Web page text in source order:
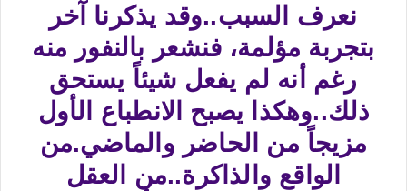
نعرف السبب..وقد يذكرنا آخر
بتجربة مؤلمة، فنشعر بالنفور منه
رغم أنه لم يفعل شيئاً يستحق
ذلك..وهكذا يصبح الانطباع الأول
مزيجاً من الحاضر والماضي.من
الواقع والذاكرة..من العقل